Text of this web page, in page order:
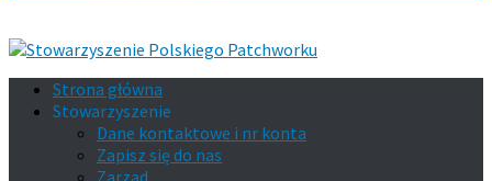
Strona główna
Stowarzyszenie
Dane kontaktowe i nr konta
Zapisz się do nas
Zarząd